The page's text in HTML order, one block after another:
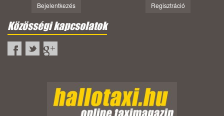
Bejelentkezés Regisztráció
Közösségi kapcsolatok